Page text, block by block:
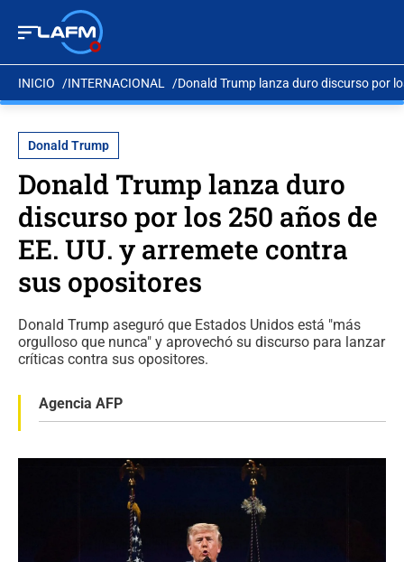
INICIO INTERNACIONAL Donald Trump lanza duro discurso por
Donald Trump
Donald Trump lanza duro
discurso por los 250 años de
EE. UU. y arremete contra
sus opositores
Donald Trump aseguró que Estados Unidos está "más
orgulloso que nunca" y aprovechó su discurso para lanzar
críticas contra sus opositores.
Agencia AFP